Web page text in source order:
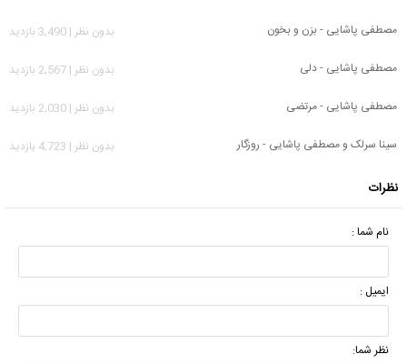
مصطفی پاشایی - بزن و بخون
بدون نظر | 3,490 بازدید
مصطفی پاشایی - دلی
بدون نظر | 2,567 بازدید
مصطفی پاشایی - مرتضی
بدون نظر | 2,030 بازدید
سینا سرلک و مصطفی پاشایی - روزگار
بدون نظر | 4,723 بازدید
نظرات
نام شما :
ایمیل :
نظر شما: